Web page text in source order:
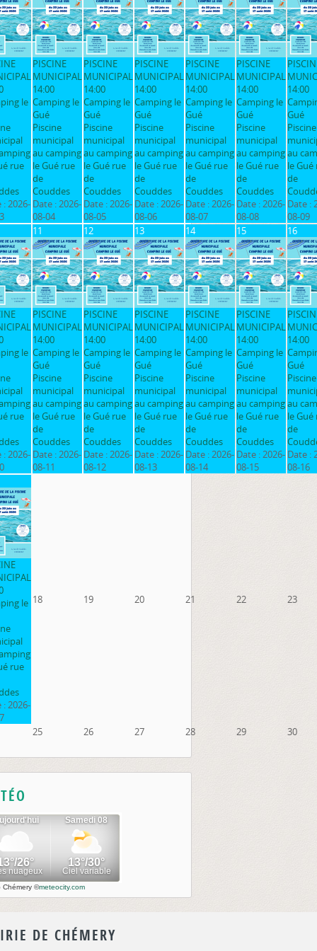
le
rue
:2026-
PISCINE
MUNICIPAL
14:00
Camping le
Gué
Piscine
municipal
au camping
le Gué rue
de
Couddes
Date :2026-
08-04
PISCINE
MUNICIPAL
14:00
Camping le
Gué
Piscine
municipal
au camping
le Gué rue
de
Couddes
Date :2026-
08-05
PISCINE
MUNICIPAL
14:00
Camping le
Gué
Piscine
municipal
au camping
le Gué rue
de
Couddes
Date :2026-
08-06
PISCINE
MUNICIPAL
14:00
Camping le
Gué
Piscine
municipal
au camping
le Gué rue
de
Couddes
Date :2026-
08-07
PISCINE
MUNICIPAL
14:00
Camping le
Gué
Piscine
municipal
au camping
le Gué rue
de
Couddes
Date :2026-
08-08
14:00
Gué
Piscine
au
le Gué
de
Date :
08-09
le
rue
:2026-
11
PISCINE
MUNICIPAL
14:00
Camping le
Gué
Piscine
municipal
au camping
le Gué rue
de
Couddes
Date :2026-
08-11
12
PISCINE
MUNICIPAL
14:00
Camping le
Gué
Piscine
municipal
au camping
le Gué rue
de
Couddes
Date :2026-
08-12
13
PISCINE
MUNICIPAL
14:00
Camping le
Gué
Piscine
municipal
au camping
le Gué rue
de
Couddes
Date :2026-
08-13
14
PISCINE
MUNICIPAL
14:00
Camping le
Gué
Piscine
municipal
au camping
le Gué rue
de
Couddes
Date :2026-
08-14
15
PISCINE
MUNICIPAL
14:00
Camping le
Gué
Piscine
municipal
au camping
le Gué rue
de
Couddes
Date :2026-
08-15
16
14:00
Gué
Piscine
au
le Gué
de
Date :
08-16
le
rue
:2026-
18 19 20 21 22 23
25 26 27 28 29
30
Chémery ©meteocity.com
DE CHÉMERY